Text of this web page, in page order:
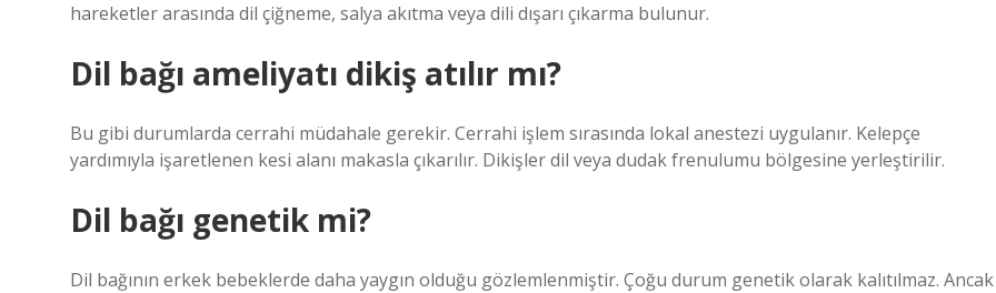
hareketler arasında dil çiğneme, salya akıtma veya dili dışarı çıkarma bulunur.
Dil bağı ameliyatı dikiş atılır mı?
Bu gibi durumlarda cerrahi müdahale gerekir. Cerrahi işlem sırasında lokal anestezi uygulanır. Kelepçe
yardımıyla işaretlenen kesi alanı makasla çıkarılır. Dikişler dil veya dudak frenulumu bölgesine yerleştirilir.
Dil bağı genetik mi?
Dil bağının erkek bebeklerde daha yaygın olduğu gözlemlenmiştir. Çoğu durum genetik olarak kalıtılmaz. Ancak